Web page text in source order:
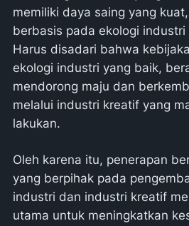
memiliki daya saing yang
berbasis pada ekologi
Harus disadari bahwa
ekologi industri yang baik,
mendorong maju dan
melalui industri kreatif yang
lakukan.
Oleh karena itu, penerapan
yang berpihak pada
industri dan industri kreatif
utama untuk meningkatkan